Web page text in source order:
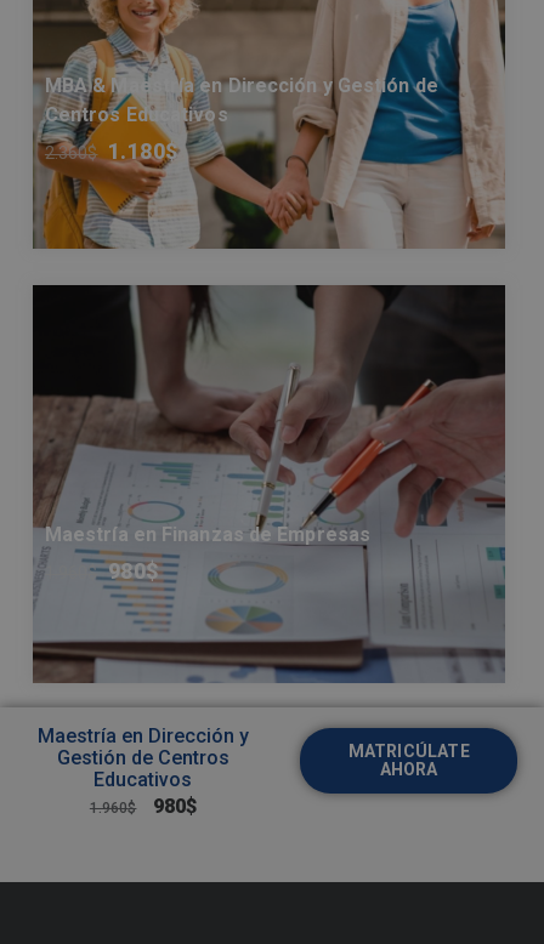
MBA & Maestría en Dirección y Gestión de
Centros Educativos
2.360$ 1.180$
Maestría en Finanzas de Empresas
1.960 $ 980$
Maestría en Dirección y
Gestión de Centros
Educativos
1.960$ 980$
MATRICÚLATE
AHORA